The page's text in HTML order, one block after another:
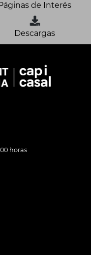
de Interés
Descargas
horas